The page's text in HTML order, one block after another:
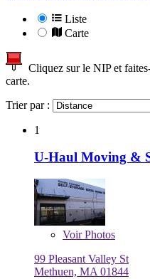
Liste
Carte
Cliquez sur le NIP et
carte.
Trier par :
1
U-Haul Moving &
VoirPhotos
99 Pleasant Valley St
Methuen, MA 01844